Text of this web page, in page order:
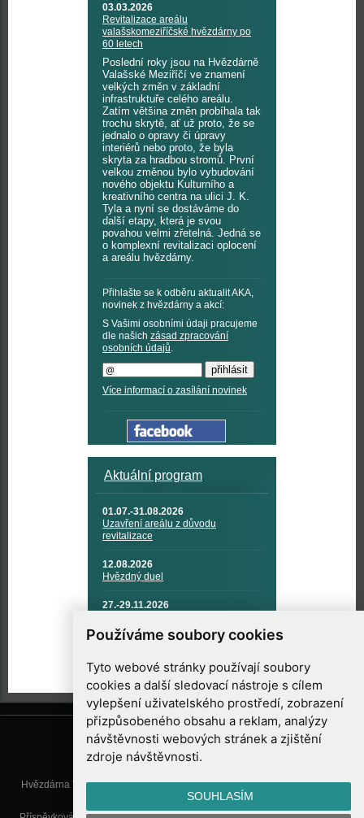
Používáme soubory cookies
Tyto webové stránky používají soubory
cookies a další sledovací nástroje s cílem
vylepšení uživatelského prostředí, zobrazení
přizpůsobeného obsahu a reklam, analýzy
návštěvnosti webových stránek a zjištění
zdroje návštěvnosti.
SOUHLASÍM
03.03.2026
Revitalizace areálu
valašskomeziříčské hvězdárny po
60 letech
Poslední roky jsou na Hvězdárně
Valašské Meziříčí ve znamení
velkých změn v základní
infrastruktuře celého areálu.
Zatím většina změn probíhala tak
trochu skrytě, ať už proto, že se
jednalo o opravy či úpravy
interiérů nebo proto, že byla
skryta za hradbou stromů. První
velkou změnou bylo vybudování
nového objektu Kulturního a
kreativního centra na ulici J. K.
Tyla a nyní se dostáváme do
další etapy, která je svou
povahou velmi zřetelná. Jedná se
o komplexní revitalizaci oplocení
a areálu hvězdárny.
Přihlašte se k odběru aktualit AKA,
novinek z hvězdárny a akcí:
S Vašimi osobními údaji pracujeme
dle našich zásad zpracování
osobních údajů
Více informací o zasílání novinek
Aktuální program
01.07.-31.08.2026
Uzavření areálu z důvodu
revitalizace
12.08.2026
Hvězdný duel
27.-29.11.2026
TECHNIKA A KOSMICKÉ
TECHNOLOGIE
Hvězdárna Valašské Meziříčí, příspěvková organizace, Vsetínská 78, 757
01 Valašské Meziříčí